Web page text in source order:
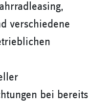
verschiedene
bei bereits